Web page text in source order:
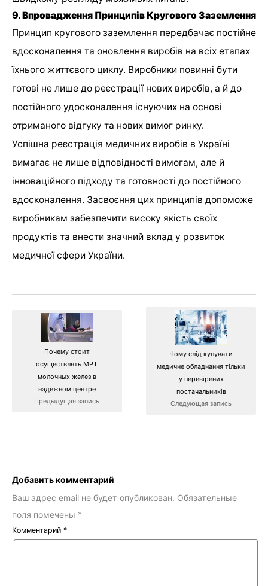
9. Впровадження Принципів Кругового Заземлення
Принцип кругового заземлення передбачає постійне
вдосконалення та оновлення виробів на всіх етапах
їхнього життєвого циклу. Виробники повинні бути
готові не лише до реєстрації нових виробів, а й до
постійного удосконалення існуючих на основі
отриманого відгуку та нових вимог ринку.
Успішна реєстрація медичних виробів в Україні
вимагає не лише відповідності вимогам, але й
інноваційного підходу та готовності до постійного
вдосконалення. Засвоєння цих принципів допоможе
виробникам забезпечити високу якість своїх
продуктів та внести значний вклад у розвиток
медичної сфери України.
Почему стоит
осуществлять МРТ
молочных желез в
надежном центре
Предыдущая запись
Чому слід купувати
медичне обладнання тільки
у перевірених
постачальників
Следующая запись
Добавить комментарий
Ваш адрес email не будет опубликован. Обязательные
поля помечены *
Комментарий *